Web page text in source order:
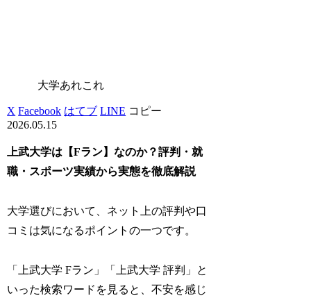
大学あれこれ
X Facebook はてブ LINE コピー
2026.05.15
上武大学は【Fラン】なのか？評判・就
職・スポーツ実績から実態を徹底解説
大学選びにおいて、ネット上の評判や口
コミは気になるポイントの一つです。
「上武大学 Fラン」「上武大学 評判」と
いった検索ワードを見ると、不安を感じ